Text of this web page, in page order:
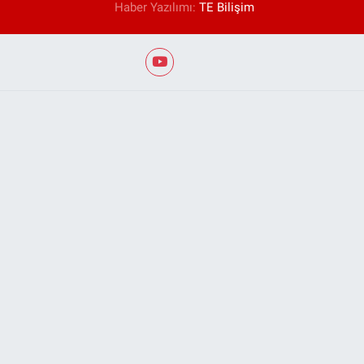
Haber Yazılımı:TE Bilişim